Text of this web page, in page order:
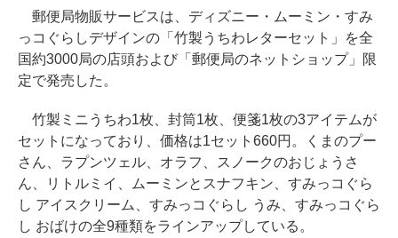
郵便局物販サービスは、ディズニー・ムーミン・すみ
っコぐらしデザインの「竹製うちわレターセット」を全
国約3000局の店頭および「郵便局のネットショップ」限
定で発売した。
竹製ミニうちわ1枚、封筒1枚、便箋1枚の3アイテムが
セットになっており、価格は1セット660円。くまのプー
さん、ラプンツェル、オラフ、スノークのおじょうさ
ん、リトルミイ、ムーミンとスナフキン、すみっコぐら
し アイスクリーム、すみっコぐらし うみ、すみっコぐら
し おばけの全9種類をラインアップしている。